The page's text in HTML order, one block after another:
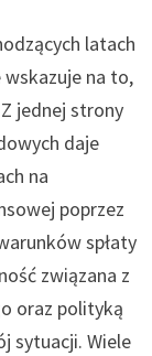
latach
na to,
jednej strony
daje
na
poprzez
spłaty
związana z
oraz polityką
sytuacji. Wiele